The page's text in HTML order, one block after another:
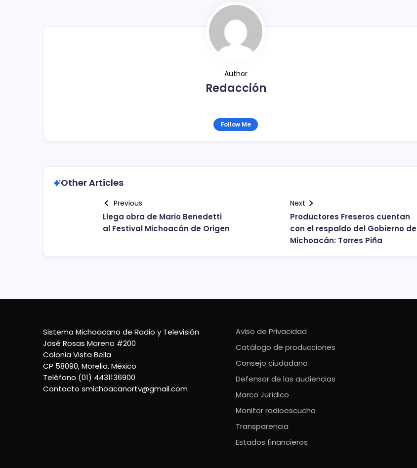
Author
Redacción
Follow Me
Other Articles
Previous
Llega obra de Mario Benedetti
al Festival Michoacán de Origen
Next
Productores Freseros cuentan
con el respaldo del Gobierno de
Michoacán: Torres Piña
Sistema Michoacano de Radio y Televisión
José Rosas Moreno #200
Colonia Vista Bella
CP 58090, Morelia, México
Teléfono (01) 4431136900
Contacto smichoacanortv@gmail.com
Aviso de Privacidad
Catálogo de producciones
Consejo ciudadano
Defensor de las audiencias
Marco Jurídico
Monitor radioescucha
Transparencia
Estados financieros